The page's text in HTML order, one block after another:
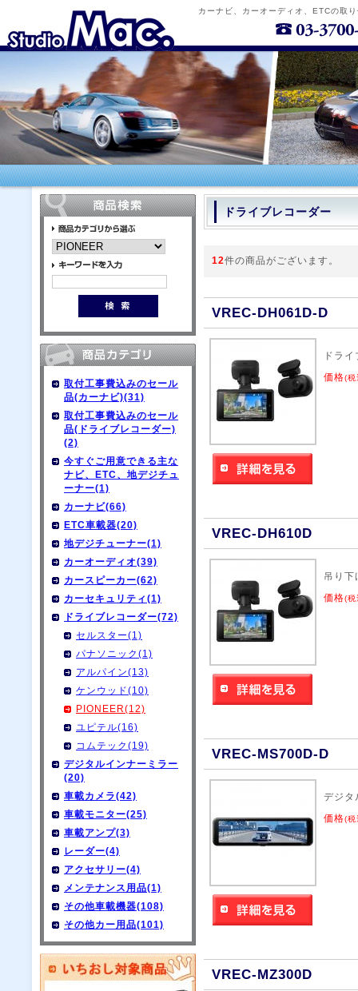
カーナビ、カーオーディオ、ETCの取
取付工事費込みのセール
品(カーナビ)(31)
取付工事費込みのセール
品(ドライブレコーダー)
(2)
今すぐご用意できる主な
ナビ、ETC、地デジチュ
ーナー(1)
カーナビ(66)
ETC車載器(20)
地デジチューナー(1)
カーオーディオ(39)
カースピーカー(62)
カーセキュリティ(1)
ドライブレコーダー(72)
セルスター(1)
パナソニック(1)
アルパイン(13)
ケンウッド(10)
PIONEER(12)
ユピテル(16)
コムテック(19)
デジタルインナーミラー
(20)
車載カメラ(42)
車載モニター(25)
車載アンプ(3)
レーダー(4)
アクセサリー(4)
メンテナンス用品(1)
その他車載機器(108)
その他カー用品(101)
ドライブレコーダー
12件の商品がございます。
VREC-DH061D-D
ドラ
価格(税
VREC-DH610D
吊り下
価格(税
VREC-MS700D-D
デジタ
価格(税
VREC-MZ300D